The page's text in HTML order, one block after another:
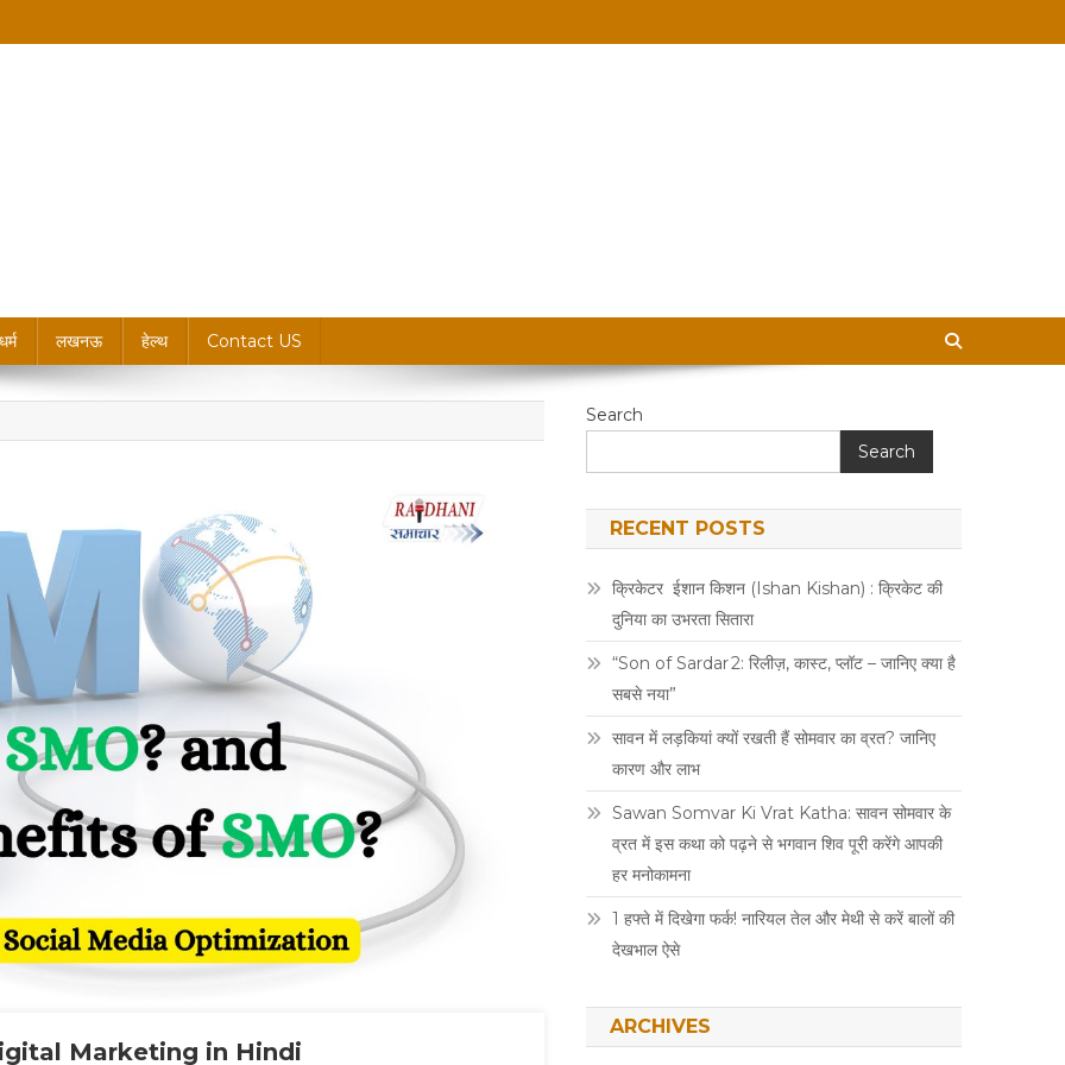
धर्म लखनऊ हेल्थ Contact US
Marketing in Hindi
Search
Search
RECENT POSTS
क्रिकेटर ईशान किशन (Ishan Kishan) : क्रिकेट की
दुनिया का उभरता सितारा
“Son of Sardar 2: रिलीज़, कास्ट, प्लॉट – जानिए क्या है
सबसे नया”
सावन में लड़कियां क्यों रखती हैं सोमवार का व्रत? जानिए
कारण और लाभ
Sawan Somvar Ki Vrat Katha: सावन सोमवार के
व्रत में इस कथा को पढ़ने से भगवान शिव पूरी करेंगे आपकी
हर मनोकामना
1 हफ्ते में दिखेगा फर्क! नारियल तेल और मेथी से करें बालों की
देखभाल ऐसे
ARCHIVES